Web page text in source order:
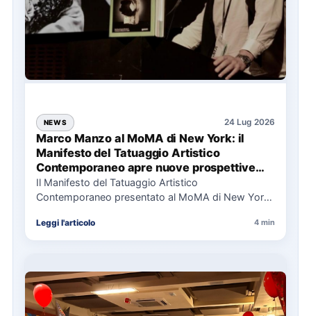
NEWS 24 Lug 2026
Marco Manzo al MoMA di New York: il
Manifesto del Tatuaggio Artistico
Contemporaneo apre nuove prospettive
per il collezionismo
Il Manifesto del Tatuaggio Artistico
Contemporaneo presentato al MoMA di New York
Leggi l'articolo 4 min